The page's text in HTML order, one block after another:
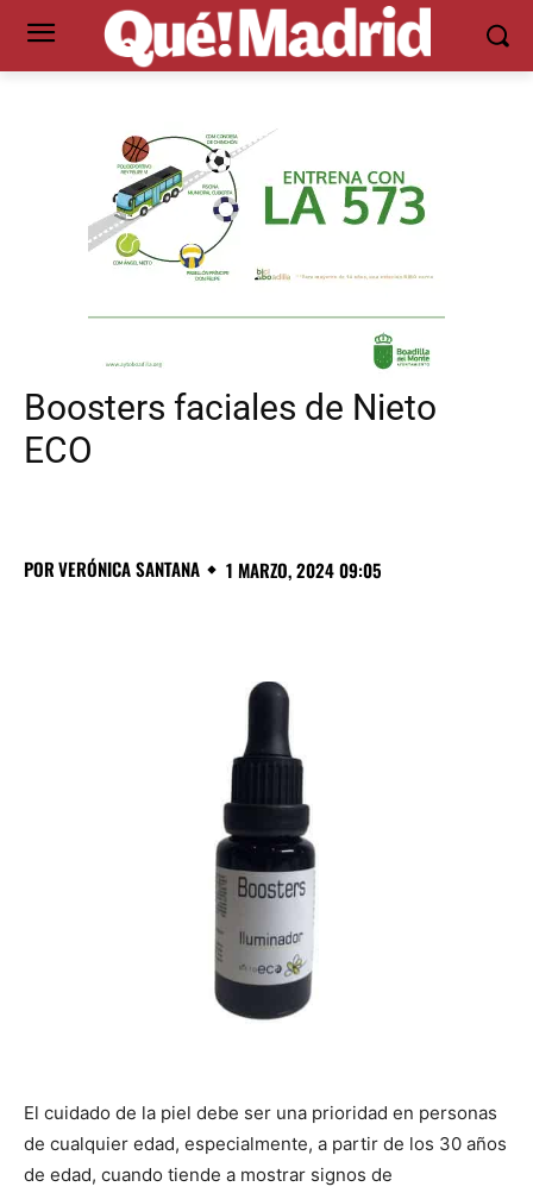
Boosters faciales de Nieto
ECO
PORVERÓNICA SANTANA 1 MARZO, 2024 09:05
El cuidado de la piel debe ser una prioridad en personas
de cualquier edad, especialmente, a partir de los 30 años
de edad, cuando tiende a mostrar signos de